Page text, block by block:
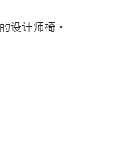
设计师椅。